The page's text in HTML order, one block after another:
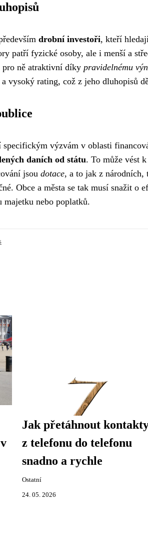
drobní investoři, kteří
patří fyzické osoby, ale i menší a
ně atraktivní díky pravidelnému
vysoký rating, což z jeho dluhopisů
specifickým výzvám v oblasti
daních od státu. To může vést k
jsou dotace, a to jak z národních,
Obce a města se tak musí snažit o
nebo poplatků.
Jak přetáhnout
z telefonu do telefonu
snadno a rychle
Ostatní
24. 05. 2026